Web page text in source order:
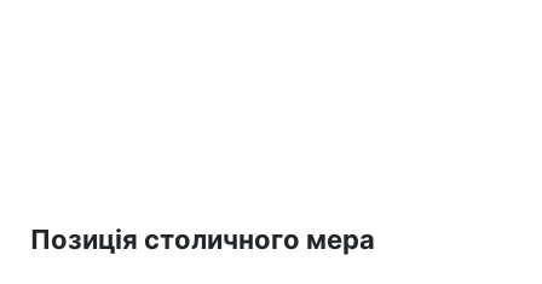
Позиція столичного мера